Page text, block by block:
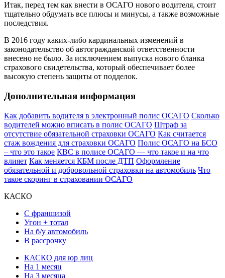
Итак, перед тем как внести в ОСАГО нового водителя, стоит
тщательно обдумать все плюсы и минусы, а также возможные
последствия.
В 2016 году каких-либо кардинальных изменений в
законодательство об автогражданской ответственности
внесено не было. За исключением выпуска нового бланка
страхового свидетельства, который обеспечивает более
высокую степень защиты от подделок.
Дополнительная информация
Как добавить водителя в электронный полис ОСАГО Сколько
водителей можно вписать в полис ОСАГО Штраф за
отсутствие обязательной страховки ОСАГО Как считается
стаж вождения для страховки ОСАГО Полис ОСАГО на БСО
– что это такое КВС в полисе ОСАГО — что такое и на что
влияет Как меняется КБМ после ДТП Оформление
обязательной и добровольной страховки на автомобиль Что
такое скоринг в страховании ОСАГО
КАСКО
С франшизой
Угон + тотал
На б/у автомобиль
В рассрочку
КАСКО для юр лиц
На 1 месяц
На 3 месяца